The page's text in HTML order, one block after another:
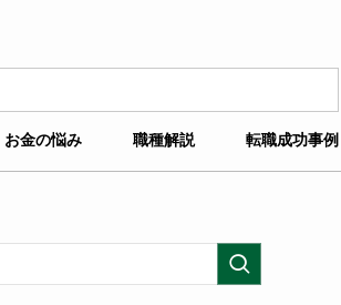
お金の悩み 職種解説 転職成功事例